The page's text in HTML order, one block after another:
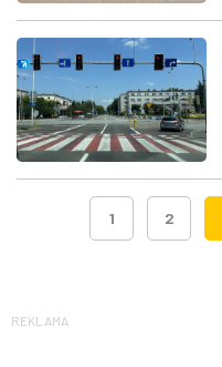
1 2
REKLAMA